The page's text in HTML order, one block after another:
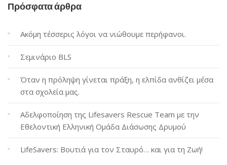
Πρόσφατα άρθρα
Ακόμη τέσσερις λόγοι να νιώθουμε περήφανοι.
Σεμινάριο BLS
Όταν η πρόληψη γίνεται πράξη, η ελπίδα ανθίζει μέσα
στα σχολεία μας.
Αδελφοποίηση της Lifesavers Rescue Team με την
Εθελοντική Ελληνική Ομάδα Διάσωσης Δρυμού
LifeSavers: Βουτιά για τον Σταυρό… και για τη Ζωή!